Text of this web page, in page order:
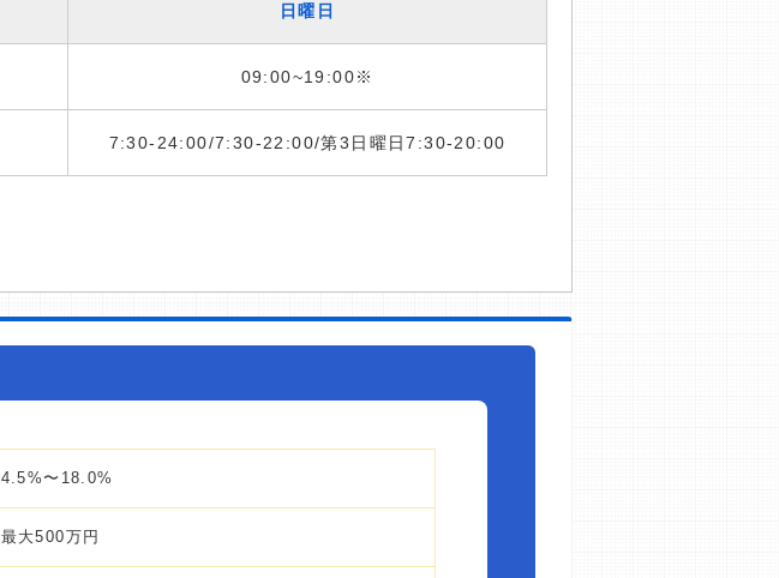
日曜日
09:00~19:00※
7:30-24:00/7:30-22:00/第3日曜日7:30-20:00
4.5%〜18.0%
最大500万円